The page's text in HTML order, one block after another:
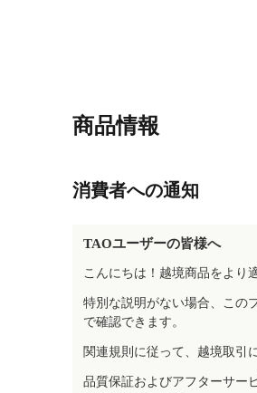
商品情報
消費者への通知
TAOユーザーの皆様へ
こんにちは！越境商品をより
特別な説明がない場合、この
で確認できます。
関連規則に従って、越境取引
品質保証およびアフターサー